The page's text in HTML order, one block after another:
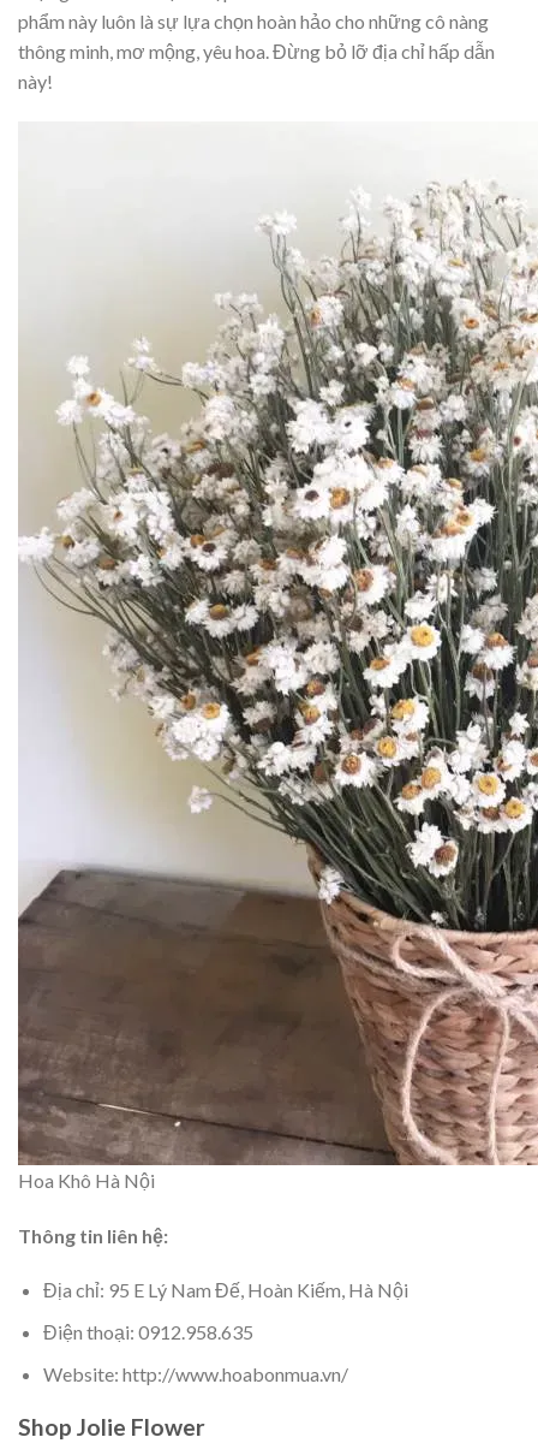
phẩm này luôn là sự lựa chọn hoàn hảo cho những cô nàng
thông minh, mơ mộng, yêu hoa. Đừng bỏ lỡ địa chỉ hấp dẫn
này!
Hoa Khô Hà Nội
Thông tin liên hệ:
Địa chỉ: 95 E Lý Nam Đế, Hoàn Kiếm, Hà Nội
Điện thoại: 0912.958.635
Website: http://www.hoabonmua.vn/
Shop Jolie Flower